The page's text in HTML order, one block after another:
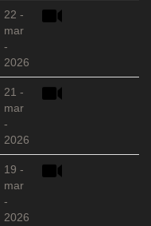
22 -
mar
-
2026
21 -
mar
-
2026
19 -
mar
-
2026